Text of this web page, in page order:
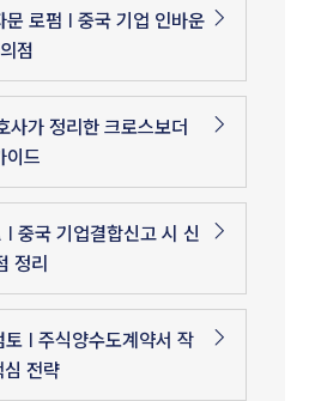
로펌 | 중국 기업 인바운
점
사가 정리한 크로스보더
드
중국 기업결합신고 시 신
정리
| 주식양수도계약서 작
전략